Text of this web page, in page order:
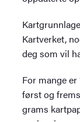
Kartverket,
deg som vil
For mange
først og
grams